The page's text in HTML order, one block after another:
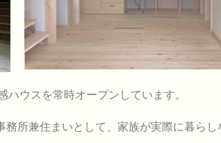
ウスを常時オープンしています。
所兼住まいとして、家族が実際に暮ら